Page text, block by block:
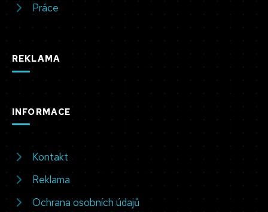
Práce
REKLAMA
INFORMACE
Kontakt
Reklama
Ochrana osobních údajů